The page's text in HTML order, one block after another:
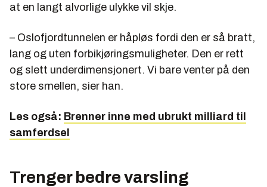
at en langt alvorlige ulykke vil skje.
– Oslofjordtunnelen er håpløs fordi den er så bratt,
lang og uten forbikjøringsmuligheter. Den er rett
og slett underdimensjonert. Vi bare venter på den
store smellen, sier han.
Les også: Brenner inne med ubrukt milliard til
samferdsel
Trenger bedre varsling